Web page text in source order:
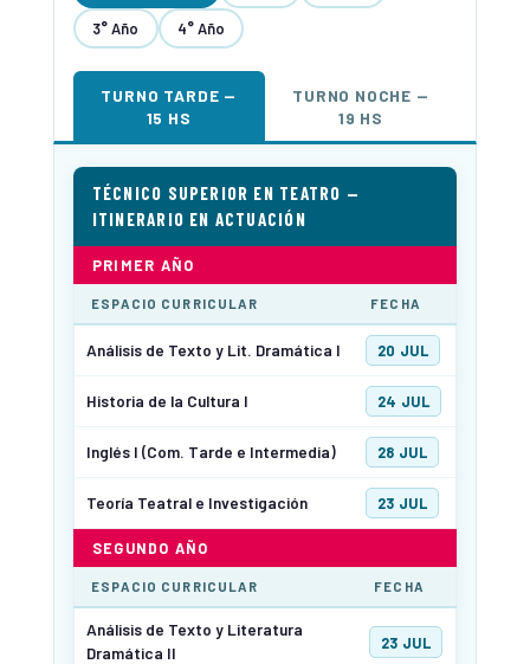
3° Año 4° Año
TURNO TARDE —
15 HS
TURNO NOCHE —
19 HS
TÉCNICO SUPERIOR EN TEATRO —
ITINERARIO EN ACTUACIÓN
PRIMER AÑO
ESPACIO CURRICULAR FECHA
Análisis de Texto y Lit. Dramática I 20 JUL
Historia de la Cultura I 24 JUL
Inglés I(Com. Tarde e Intermedia) 28 JUL
Teoría Teatral e Investigación 23 JUL
SEGUNDO AÑO
ESPACIO CURRICULAR FECHA
Análisis de Texto y Literatura
Dramática II
23 JUL